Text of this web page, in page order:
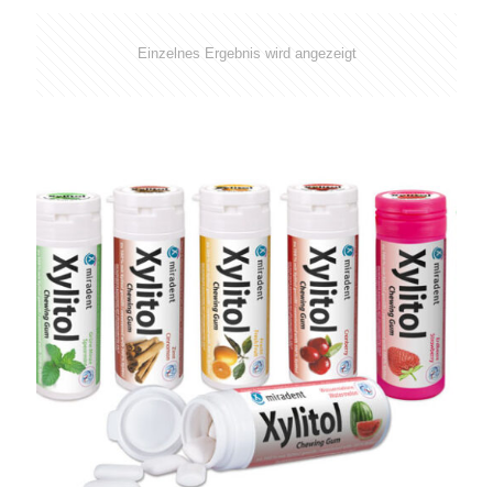
Einzelnes Ergebnis wird angezeigt